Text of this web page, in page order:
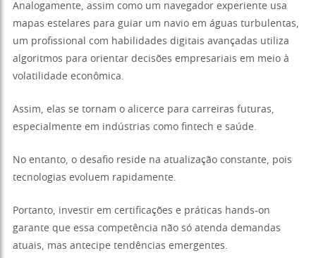
Analogamente, assim como um navegador experiente usa
mapas estelares para guiar um navio em águas turbulentas,
um profissional com habilidades digitais avançadas utiliza
algoritmos para orientar decisões empresariais em meio à
volatilidade econômica.
Assim, elas se tornam o alicerce para carreiras futuras,
especialmente em indústrias como fintech e saúde.
No entanto, o desafio reside na atualização constante, pois
tecnologias evoluem rapidamente.
Portanto, investir em certificações e práticas hands-on
garante que essa competência não só atenda demandas
atuais, mas antecipe tendências emergentes.